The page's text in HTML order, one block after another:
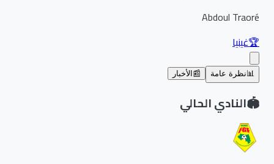
Abdoul Traoré
غينيا
نظرة عامة 📰 الأخبار
النادي الحالي